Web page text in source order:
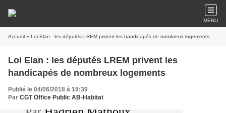
MENU
Accueil » Loi Elan : les députés LREM privent les handicapés de nombreux logements
Loi Elan : les députés LREM privent les
handicapés de nombreux logements
Publié le 04/06/2018 à 18:39
Par CGT Office Public AB-Habitat